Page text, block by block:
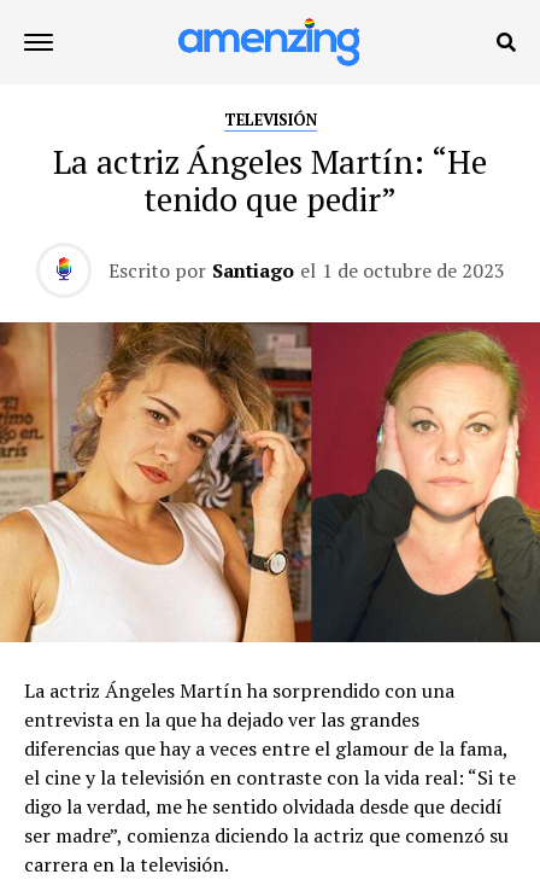
TELEVISIÓN
La actriz Ángeles Martín: “He
tenido que pedir”
Escrito por Santiago el 1 de octubre de 2023
La actriz Ángeles Martín ha sorprendido con una
entrevista en la que ha dejado ver las grandes
diferencias que hay a veces entre el glamour de la fama,
el cine y la televisión en contraste con la vida real: “Si te
digo la verdad, me he sentido olvidada desde que decidí
ser madre”, comienza diciendo la actriz que comenzó su
carrera en la televisión.